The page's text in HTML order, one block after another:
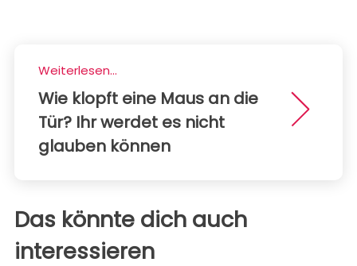
Weiterlesen...
Wie klopft eine Maus an die
Tür? Ihr werdet es nicht
glauben können
Das könnte dich auch
interessieren